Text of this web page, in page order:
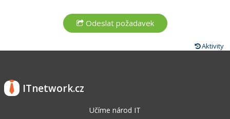
Aktivity
ITnetwork.cz
Učíme národ IT